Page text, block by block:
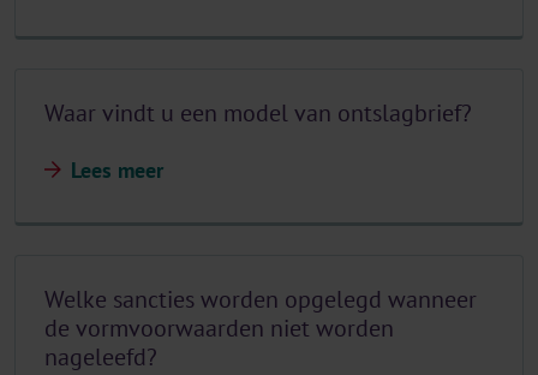
Waar vindt u een model van ontslagbrief?
Lees meer
Welke sancties worden opgelegd wanneer
de vormvoorwaarden niet worden
nageleefd?